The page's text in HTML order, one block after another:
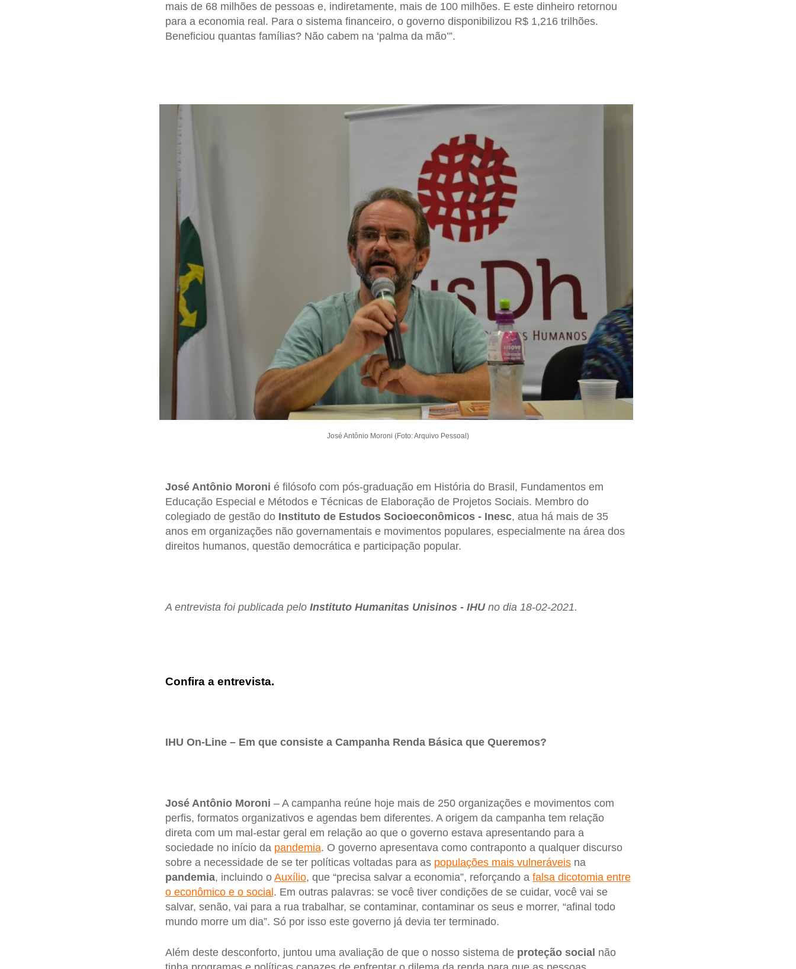
mais de 68 milhões de pessoas e, indiretamente, mais de 100 milhões. E este dinheiro retornou
para a economia real. Para o sistema financeiro, o governo disponibilizou R$ 1,216 trilhões.
Beneficiou quantas famílias? Não cabem na ‘palma da mão’”.
José Antônio Moroni (Foto: Arquivo Pessoal)
José Antônio Moroni é filósofo com pós-graduação em História do Brasil, Fundamentos em
Educação Especial e Métodos e Técnicas de Elaboração de Projetos Sociais. Membro do
colegiado de gestão do Instituto de Estudos Socioeconômicos - Inesc, atua há mais de 35
anos em organizações não governamentais e movimentos populares, especialmente na área dos
direitos humanos, questão democrática e participação popular.
A entrevista foi publicada pelo Instituto Humanitas Unisinos - IHUno dia 18-02-2021.
Confira a entrevista.
IHU On-Line – Em que consiste a Campanha Renda Básica que Queremos?
José Antônio Moroni – A campanha reúne hoje mais de 250 organizações e movimentos com
perfis, formatos organizativos e agendas bem diferentes. A origem da campanha tem relação
direta com um mal-estar geral em relação ao que o governo estava apresentando para a
sociedade no início da pandemia. O governo apresentava como contraponto a qualquer discurso
sobre a necessidade de se ter políticas voltadas para as populações mais vulneráveisna
pandemia, incluindo o Auxílio, que “precisa salvar a economia”, reforçando a falsa dicotomia entre
o econômico e o social . Em outras palavras: se você tiver condições de se cuidar, você vai se
salvar, senão, vai para a rua trabalhar, se contaminar, contaminar os seus e morrer, “afinal todo
mundo morre um dia”. Só por isso este governo já devia ter terminado.
Além deste desconforto, juntou uma avaliação de que o nosso sistema de proteção social não